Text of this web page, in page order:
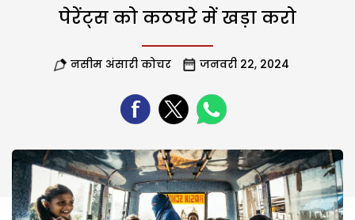
पेरेंट्स को कठघरे में खड़ा करो
नसीम अंसारी कोचर जनवरी 22, 2024